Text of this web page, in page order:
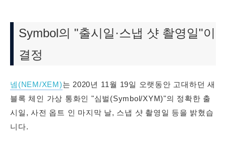
Symbol의 "출시일·스냅 샷 촬영일"이
결정
넴(NEM/XEM)는 2020년 11월 19일 오랫동안 고대하던 새
블록 체인 가상 통화인 "심벌(Symbol/XYM)"의 정확한 출
시일, 사전 옵트 인 마지막 날, 스냅 샷 촬영일 등을 밝혔습
니다.